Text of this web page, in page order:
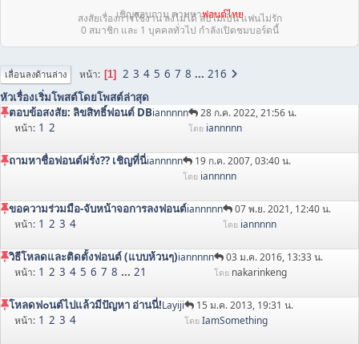
เชิญสอบถาม ตามหาฟอนต์ไทย
สงสัยเรื่องการใช้งาน ลงไม่ได้ ลบไม่เป็น แฟนไม่รัก
0 สมาชิก และ 1 บุคคลทั่วไป กำลังเปิดชมบอร์ดนี้
เลื่อนลงด้านล่าง หน้า 1 2 3 4 5 6 7 8 ... 216
หัวเรื่องเริ่มโพสต์โดยโพสต์ล่าสุด
ตอบข้อสงสัย: ลิขสิทธิ์ฟอนต์ DB
หน้า 1 2
iannnnn 28 ก.ค. 2022, 21:56 น.
โดย iannnnn
ถามหาชื่อฟอนต์ฝรั่ง?? เชิญที่นี่iannnnn 19 ก.ค. 2007, 03:40 น.
โดย iannnnn
ขอความร่วมมือ-จับหน้าจอการลงฟอนต์
หน้า 1 2 3 4
iannnnn 07 พ.ย. 2021, 12:40 น.
โดย iannnnn
วิธีโหลดและติดตั้งฟอนต์ (แบบห้วนๆ)
หน้า 1 2 3 4 5 6 7 8 ... 21
iannnnn 03 ม.ค. 2016, 13:33 น.
โดย nakarinkeng
โหลดฟ๐นต์ไปแล้วมีปัญหา อ่านนี่!
หน้า 1 2 3 4
Layiji 15 ม.ค. 2013, 19:31 น.
โดย IamSomething